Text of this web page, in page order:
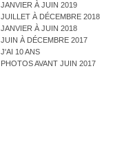
JANVIER À JUIN 2019
JUILLET À DÉCEMBRE 2018
JANVIER À JUIN 2018
JUIN À DÉCEMBRE 2017
J'AI 10 ANS
PHOTOS AVANT JUIN 2017